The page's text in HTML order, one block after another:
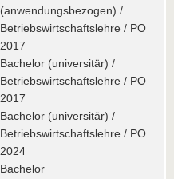
(anwendungsbezogen) /
Betriebswirtschaftslehre / PO
2017
Bachelor (universitär) /
Betriebswirtschaftslehre / PO
2017
Bachelor (universitär) /
Betriebswirtschaftslehre / PO
2024
Bachelor